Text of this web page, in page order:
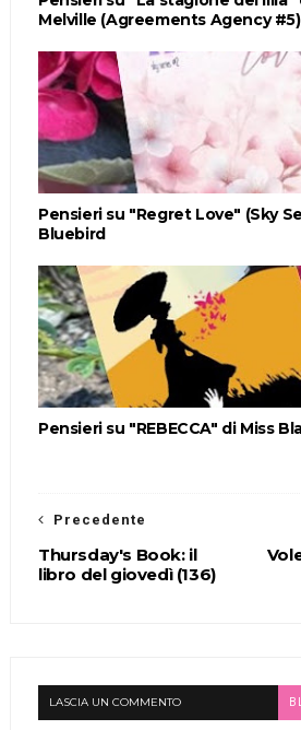
Melville (Agreements Agency #5)
Pensieri su "Regret Love" (Sky
Bluebird
Pensieri su "REBECCA" di Miss
Precedente
Thursday's Book: il
libro del giovedì (136)
LASCIA UN COMMENTO